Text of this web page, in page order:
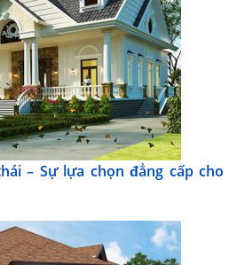
– Sự lựa chọn đẳng cấp cho